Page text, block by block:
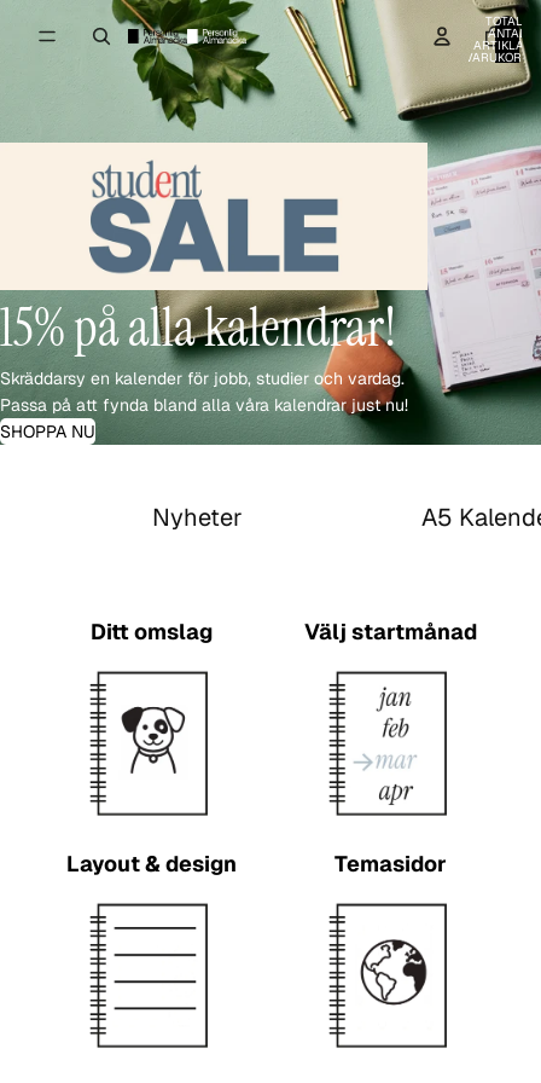
TOTALT
ANTAL
ARTIKLAR I
15% på alla kalendrar!
Skräddarsy en kalender för jobb, studier och vardag.
Passa på att fynda bland alla våra kalendrar just nu!
SHOPPA NU
Nyheter A5
Ditt omslag Välj startmånad
Layout & design Temasidor